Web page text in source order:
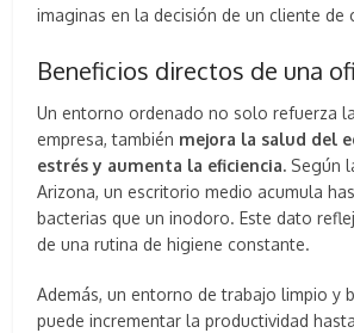
imaginas en la decisión de un cliente
Beneficios directos de una
Un entorno ordenado no solo refuerza
empresa, también mejora la salud del
estrés y aumenta la eficiencia. Según
Arizona, un escritorio medio acumula
bacterias que un inodoro. Este dato
de una rutina de higiene constante.
Además, un entorno de trabajo limpio y
puede incrementar la productividad